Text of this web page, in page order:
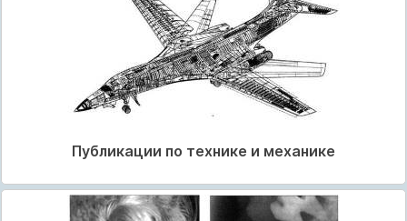
Публикации по технике и механике